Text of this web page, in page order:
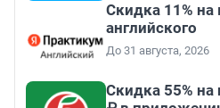
Скидка 11% на
английского
До 31 августа, 2026
Скидка 55% на